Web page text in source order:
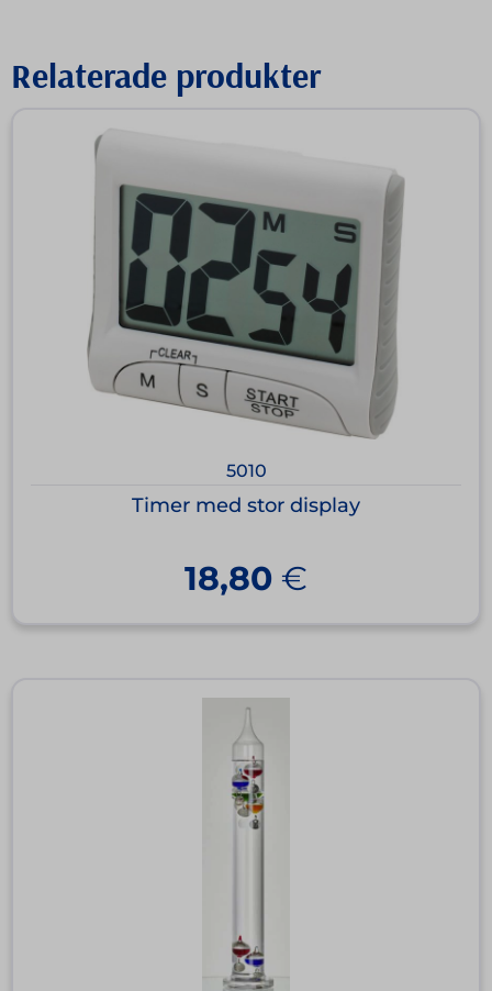
Relaterade produkter
5010
Timer med stor display
18,80 €